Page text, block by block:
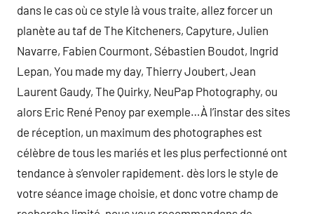
dans le cas où ce style là vous traite, allez forcer un
planète au taf de The Kitcheners, Capyture, Julien
Navarre, Fabien Courmont, Sébastien Boudot, Ingrid
Lepan, You made my day, Thierry Joubert, Jean
Laurent Gaudy, The Quirky, NeuPap Photography, ou
alors Eric René Penoy par exemple…À l’instar des sites
de réception, un maximum des photographes est
célèbre de tous les mariés et les plus perfectionné ont
tendance à s’envoler rapidement. dès lors le style de
votre séance image choisie, et donc votre champ de